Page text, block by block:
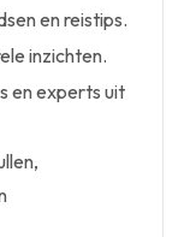
en reistips.
inzichten.
en experts uit